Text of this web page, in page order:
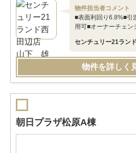
物件担当者コメント
■表面利回り6.8%■引
用可■オーナーチェン
センチュリー21ラ
物件を詳しく
朝日プラザ松原A棟